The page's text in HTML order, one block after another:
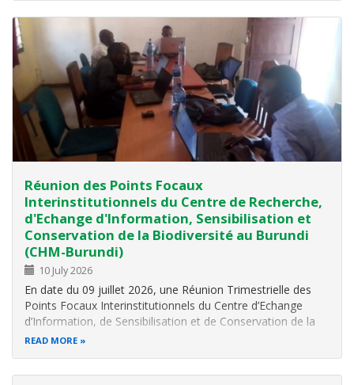
Réunion des Points Focaux
Interinstitutionnels du Centre de Recherche,
d'Echange d'Information, Sensibilisation et
Conservation de la Biodiversité au Burundi
(CHM-Burundi)
10 July 2026
En date du 09 juillet 2026, une Réunion Trimestrielle des
Points Focaux Interinstitutionnels du Centre d’Echange
d’Information, de Sensibilisation et de Conservation de la
Biodiversité au Burundi (CHM-Burundi) a été organisée au
READ MORE